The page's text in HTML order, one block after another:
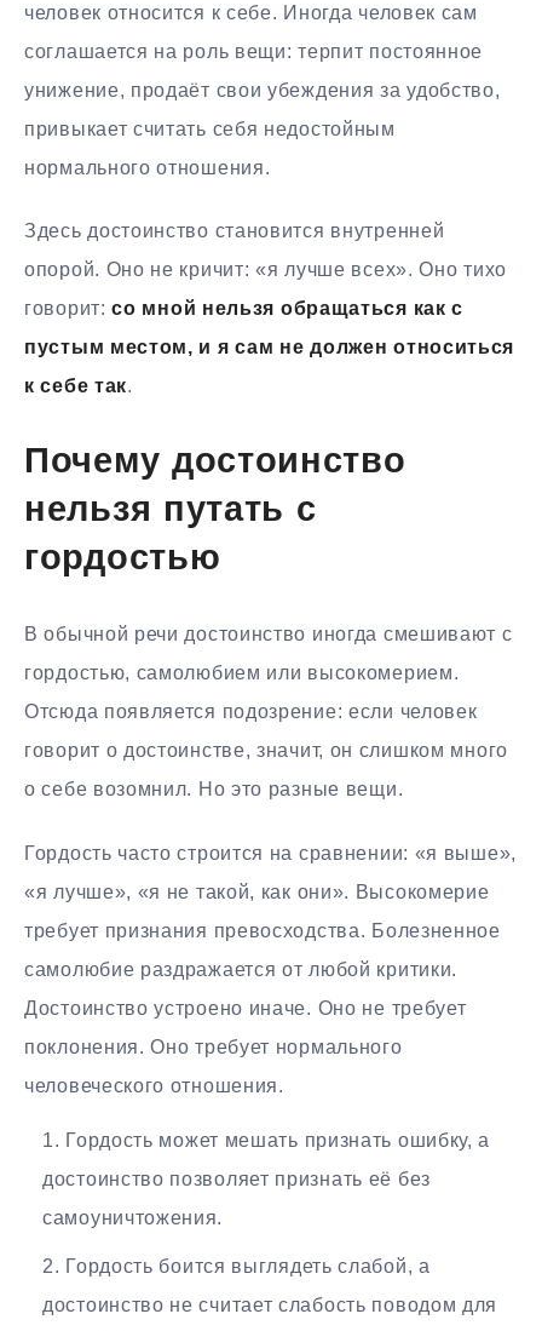
человек относится к себе. Иногда человек сам
соглашается на роль вещи: терпит постоянное
унижение, продаёт свои убеждения за удобство,
привыкает считать себя недостойным
нормального отношения.
Здесь достоинство становится внутренней
опорой. Оно не кричит: «я лучше всех». Оно тихо
говорит:со мной нельзя обращаться как с
пустым местом, и я сам не должен относиться
к себе так.
Почему достоинство
нельзя путать с
гордостью
В обычной речи достоинство иногда смешивают с
гордостью, самолюбием или высокомерием.
Отсюда появляется подозрение: если человек
говорит о достоинстве, значит, он слишком много
о себе возомнил. Но это разные вещи.
Гордость часто строится на сравнении: «я выше»,
«я лучше», «я не такой, как они». Высокомерие
требует признания превосходства. Болезненное
самолюбие раздражается от любой критики.
Достоинство устроено иначе. Оно не требует
поклонения. Оно требует нормального
человеческого отношения.
Гордость может мешать признать ошибку, а
достоинство позволяет признать её без
самоуничтожения.
Гордость боится выглядеть слабой, а
достоинство не считает слабость поводом для